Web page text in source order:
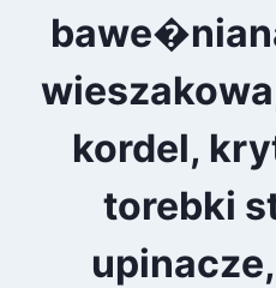
kordel,
torebki